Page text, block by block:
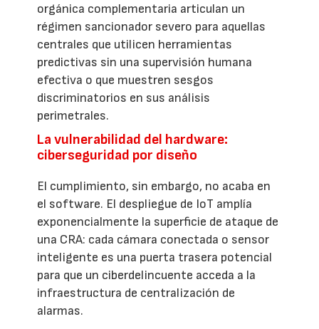
orgánica complementaria articulan un
régimen sancionador severo para aquellas
centrales que utilicen herramientas
predictivas sin una supervisión humana
efectiva o que muestren sesgos
discriminatorios en sus análisis
perimetrales.
La vulnerabilidad del hardware:
ciberseguridad por diseño
El cumplimiento, sin embargo, no acaba en
el software. El despliegue de IoT amplía
exponencialmente la superficie de ataque de
una CRA: cada cámara conectada o sensor
inteligente es una puerta trasera potencial
para que un ciberdelincuente acceda a la
infraestructura de centralización de
alarmas.